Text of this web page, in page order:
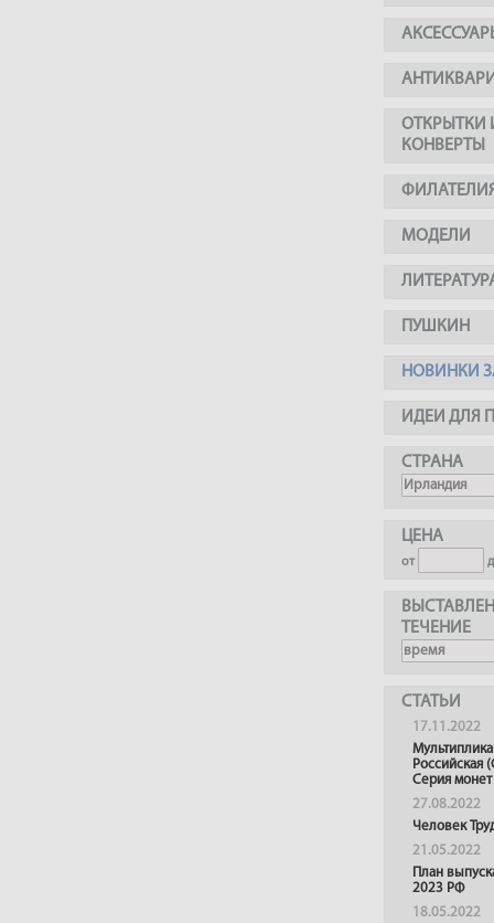
ОТКРЫТКИ
КОНВЕРТЫ
МОДЕЛИ
ПУШКИН
НОВИНКИ
ИДЕИ ДЛЯ
СТРАНА
ЦЕНА
от
ТЕЧЕНИЕ
СТАТЬИ
17.11.2022
Российская
Серия монет
27.08.2022
Человек
21.05.2022
План
2023 РФ
18.05.2022